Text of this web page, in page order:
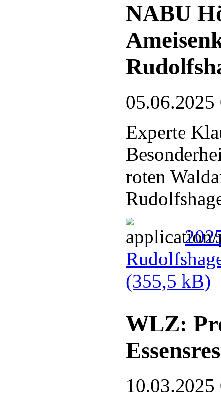
NABU
05.06.2025
Experte
roten
(355,5 kB)
WLZ:
10.03.2025